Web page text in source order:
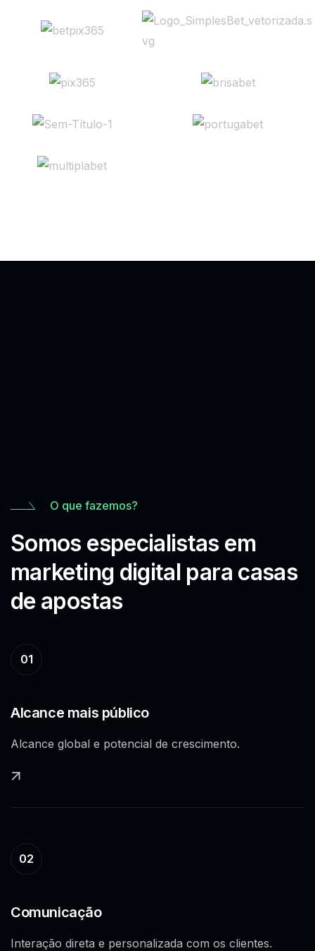
O que fazemos?
Somos especialistas em
marketing digital para casas
de apostas
01
Alcance mais público
Alcance global e potencial de crescimento.
02
Comunicação
Interação direta e personalizada com os clientes.